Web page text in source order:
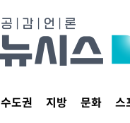
수도권 지방 문화 스